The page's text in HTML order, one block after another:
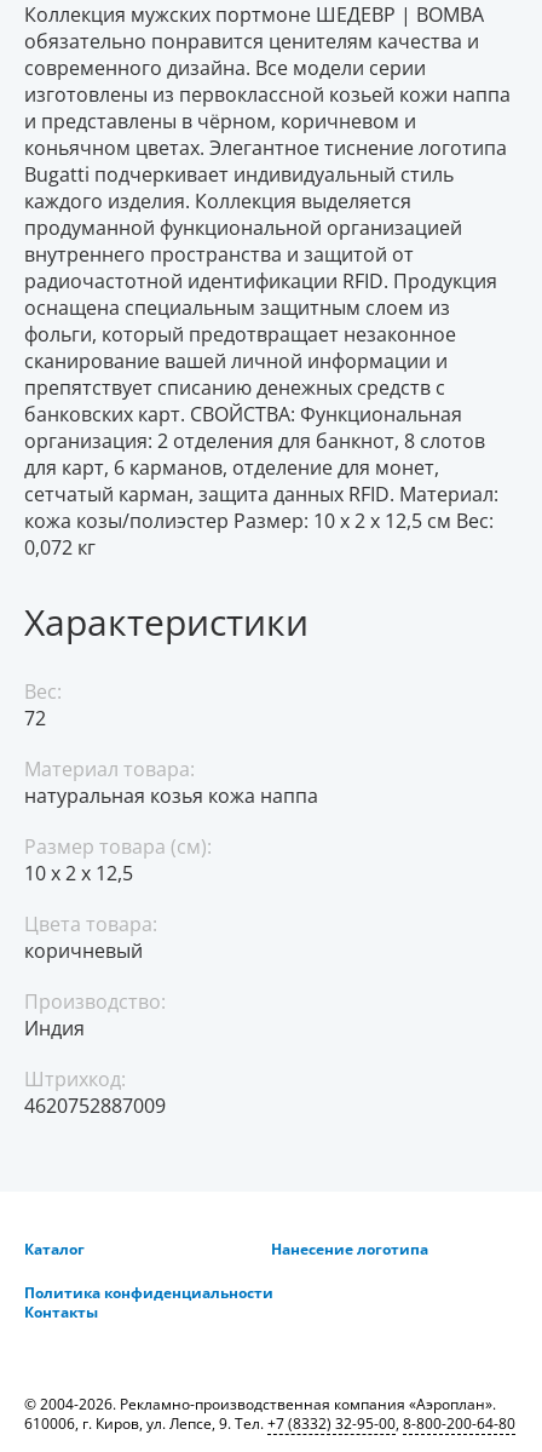
Коллекция мужских портмоне ШЕДЕВР | BOMBA
обязательно понравится ценителям качества и
современного дизайна. Все модели серии
изготовлены из первоклассной козьей кожи наппа
и представлены в чёрном, коричневом и
коньячном цветах. Элегантное тиснение логотипа
Bugatti подчеркивает индивидуальный стиль
каждого изделия. Коллекция выделяется
продуманной функциональной организацией
внутреннего пространства и защитой от
радиочастотной идентификации RFID. Продукция
оснащена специальным защитным слоем из
фольги, который предотвращает незаконное
сканирование вашей личной информации и
препятствует списанию денежных средств с
банковских карт. СВОЙСТВА: Функциональная
организация: 2 отделения для банкнот, 8 слотов
для карт, 6 карманов, отделение для монет,
сетчатый карман, защита данных RFID. Материал:
кожа козы/полиэстер Размер: 10 х 2 х 12,5 см Вес:
0,072 кг
Характеристики
Вес:
72
Материал товара:
натуральная козья кожа наппа
Размер товара (см):
10 х 2 х 12,5
Цвета товара:
коричневый
Производство:
Индия
Штрихкод:
4620752887009
Каталог Нанесение логотипа
Политика конфиденциальности
Контакты
© 2004-2026. Рекламно-производственная компания «Аэроплан».
610006, г. Киров, ул. Лепсе, 9. Тел.+7 (8332) 32-95-00,8-800-200-64-80